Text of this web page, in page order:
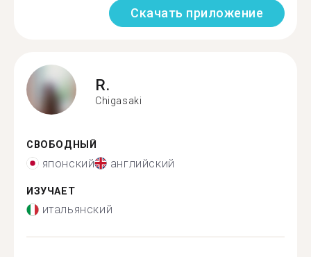
Скачать приложение
R.
Chigasaki
СВОБОДНЫЙ
японский английский
ИЗУЧАЕТ
итальянский